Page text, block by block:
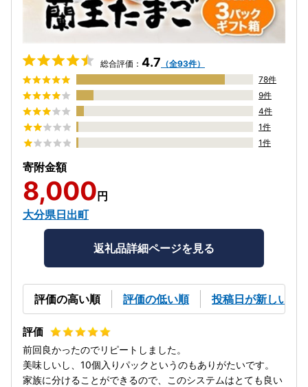
総合評価： 4.7 （全93件）
78件
9件
4件
1件
1件
寄附金額
8,000 円
大分県日出町
返礼品詳細ページを見る
評価の高い順 評価の低い順 投稿日が新しい順
前回良かったのでリピートしました。
美味しいし、10個入りパックというのもありがたいです。
家族に分けることができるので、このシステムはとても良い